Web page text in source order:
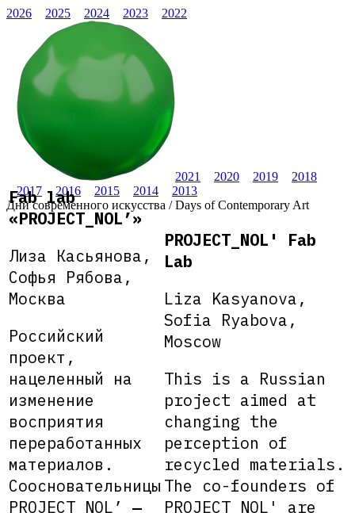
2026 2025 2024 2023 2022
2021 2020 2019
2018
2017
2016 2015 2014
2013
Дни современного искусства / Days of Contemporary Art
Fab lab
«PROJECT_NOL’»
Лиза Касьянова,
Софья Рябова,
Москва
Российский
проект,
нацеленный на
изменение
восприятия
переработанных
материалов.
Соосновательницы
PROJECT_NOL’ ‒
PROJECT_NOL' Fab
Lab
Liza Kasyanova,
Sofia Ryabova,
Moscow
This is a Russian
project aimed at
changing the
perception of
recycled materials.
The co-founders of
PROJECT_NOL' are